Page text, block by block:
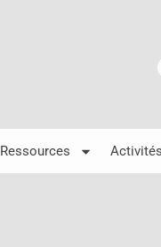
Ressources Activités